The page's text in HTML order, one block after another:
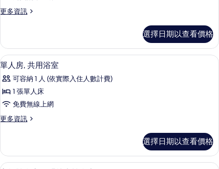
房,
立
浴
室
的
所
有
相
更多資訊
更
四
人
房,
立
浴
的
詳
情
選擇日期以查看價格
顯
示
單
人
共
浴
室
單人房, 共用浴室 | 客房內保險箱、書
7
單人房, 共用浴室
可容納 1 人 (依實際入住人數計費)
1 張單人床
免費無線上網
更多資訊
更
房,
共
選擇日期以查看價格
高級雙人房, 1 張特大雙人床 | 起居區 |